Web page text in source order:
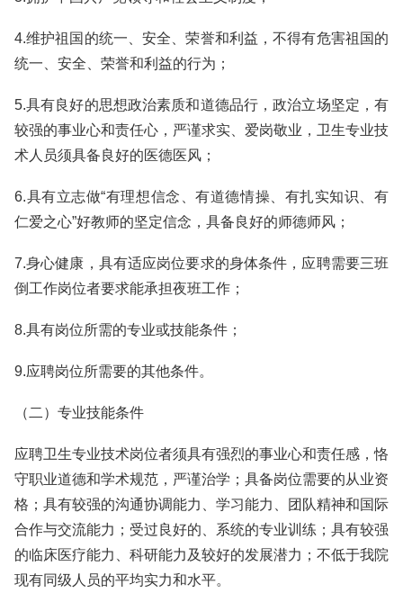
4.维护祖国的统一、安全、荣誉和利益，不得有危害祖国的
统一、安全、荣誉和利益的行为；
5.具有良好的思想政治素质和道德品行，政治立场坚定，有
较强的事业心和责任心，严谨求实、爱岗敬业，卫生专业技
术人员须具备良好的医德医风；
6.具有立志做“有理想信念、有道德情操、有扎实知识、有
仁爱之心”好教师的坚定信念，具备良好的师德师风；
7.身心健康，具有适应岗位要求的身体条件，应聘需要三班
倒工作岗位者要求能承担夜班工作；
8.具有岗位所需的专业或技能条件；
9.应聘岗位所需要的其他条件。
（二）专业技能条件
应聘卫生专业技术岗位者须具有强烈的事业心和责任感，恪
守职业道德和学术规范，严谨治学；具备岗位需要的从业资
格；具有较强的沟通协调能力、学习能力、团队精神和国际
合作与交流能力；受过良好的、系统的专业训练；具有较强
的临床医疗能力、科研能力及较好的发展潜力；不低于我院
现有同级人员的平均实力和水平。